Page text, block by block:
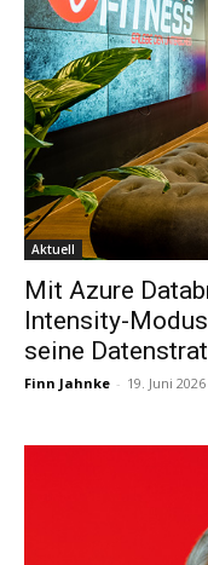
Aktuell
Mit Azure
Intensity-
seine
Finn Jahnke - 19. Juni 2026